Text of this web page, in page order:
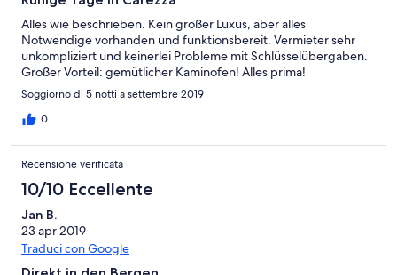
Alles wie beschrieben. Kein großer Luxus, aber alles
Notwendige vorhanden und funktionsbereit. Vermieter sehr
unkompliziert und keinerlei Probleme mit Schlüsselübergaben.
Großer Vorteil: gemütlicher Kaminofen! Alles prima!
Soggiorno di 5 notti a settembre 2019
0
Recensione verificata
10/10 Eccellente
Jan B.
23 apr 2019
Traduci con Google